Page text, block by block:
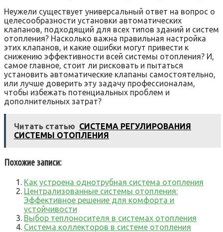
Неужели существует универсальный ответ на вопрос о
целесообразности установки автоматических
клапанов, подходящий для всех типов зданий и систем
отопления? Насколько важна правильная настройка
этих клапанов, и какие ошибки могут привести к
снижению эффективности всей системы отопления? И,
самое главное, стоит ли рисковать и пытаться
установить автоматические клапаны самостоятельно,
или лучше доверить эту задачу профессионалам,
чтобы избежать потенциальных проблем и
дополнительных затрат?
Читать статью СИСТЕМА РЕГУЛИРОВАНИЯ
СИСТЕМЫ ОТОПЛЕНИЯ
Похожие записи:
Как устроена однотрубная система отопления
Централизованные системы отопления:
Эффективное решение для комфорта и
устойчивости
Выбор теплоносителя в системах отопления
Система коллекторов в системе отопления